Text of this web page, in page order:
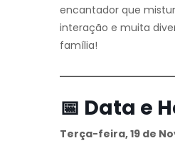
encantador que
interação e muita
família!
📅 Data e
Terça-feira, 19 de